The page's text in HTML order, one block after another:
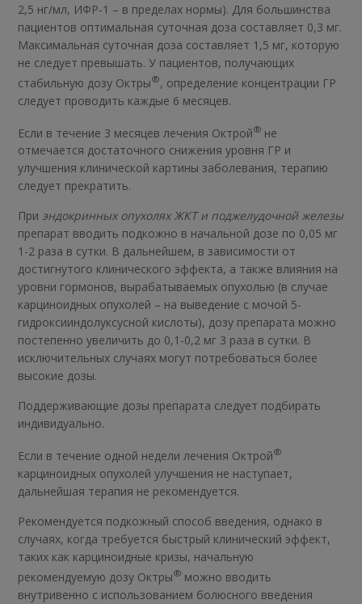
2,5 нг/мл, ИФР-1 – в пределах нормы). Для большинства
пациентов оптимальная суточная доза составляет 0,3 мг.
Максимальная суточная доза составляет 1,5 мг, которую
не следует превышать. У пациентов, получающих
стабильную дозу Октры®, определение концентрации ГР
следует проводить каждые 6 месяцев.
Если в течение 3 месяцев лечения Октрой® не
отмечается достаточного снижения уровня ГР и
улучшения клинической картины заболевания, терапию
следует прекратить.
Приэндокринных опухолях ЖКТ и поджелудочной железы
препарат вводить подкожно в начальной дозе по 0,05 мг
1-2 раза в сутки. В дальнейшем, в зависимости от
достигнутого клинического эффекта, а также влияния на
уровни гормонов, вырабатываемых опухолью (в случае
карциноидных опухолей – на выведение с мочой 5-
гидроксииндолуксусной кислоты), дозу препарата можно
постепенно увеличить до 0,1-0,2 мг 3 раза в сутки. В
исключительных случаях могут потребоваться более
высокие дозы.
Поддерживающие дозы препарата следует подбирать
индивидуально.
Если в течение одной недели лечения Октрой®
карциноидных опухолей улучшения не наступает,
дальнейшая терапия не рекомендуется.
Рекомендуется подкожный способ введения, однако в
случаях, когда требуется быстрый клинический эффект,
таких как карциноидные кризы, начальную
рекомендуемую дозу Октры® можно вводить
внутривенно с использованием болюсного введения